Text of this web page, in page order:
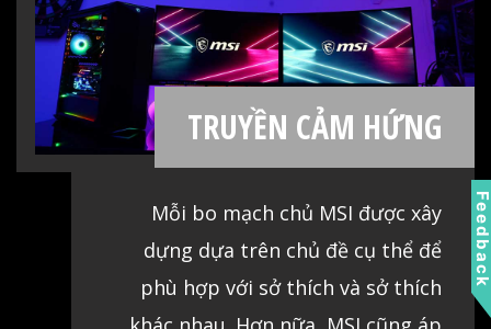
TRUYỀN CẢM HỨNG
Mỗi bo mạch chủ MSI được xây
dựng dựa trên chủ đề cụ thể để